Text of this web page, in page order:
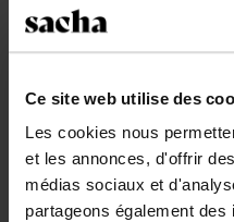
Ce site web utilise des
Les cookies nous
et les annonces, d'offrir
médias sociaux et
partageons également